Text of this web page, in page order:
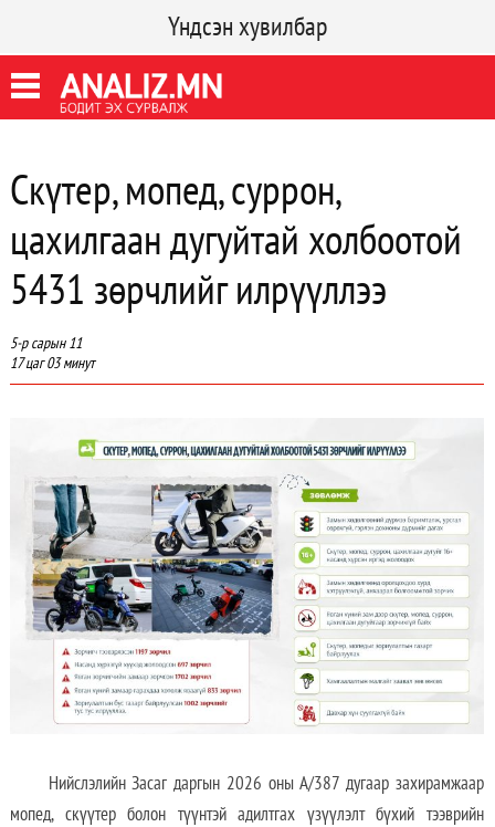
Үндсэн хувилбар
Скүтер, мопед, суррон,
цахилгаан дугуйтай холбоотой
5431 зөрчлийг илрүүллээ
5-р сарын 11
17 цаг 03 минут
Нийслэлийн Засаг даргын 2026 оны А/387 дугаар захирамжаар
мопед, скүүтер болон түүнтэй адилтгах үзүүлэлт бүхий тээврийн